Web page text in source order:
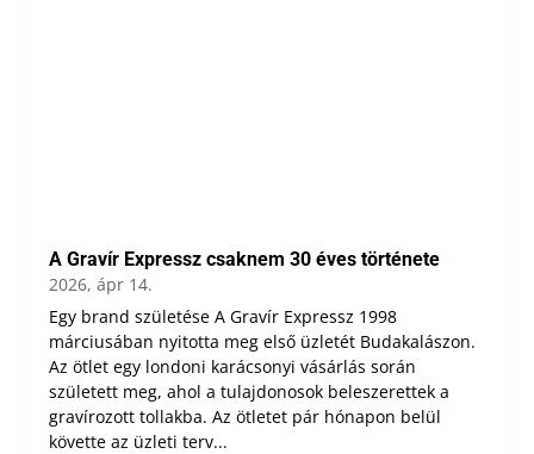
A Gravír Expressz csaknem 30 éves története
2026, ápr 14.
Egy brand születése A Gravír Expressz 1998
márciusában nyitotta meg első üzletét Budakalászon.
Az ötlet egy londoni karácsonyi vásárlás során
született meg, ahol a tulajdonosok beleszerettek a
gravírozott tollakba. Az ötletet pár hónapon belül
követte az üzleti terv...